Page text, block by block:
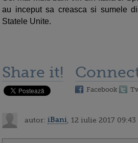
au inceput sa creasca si sumele
Statele Unite.
Share it!
Facebook
autor: iBani , 12 iulie 2017 09:43